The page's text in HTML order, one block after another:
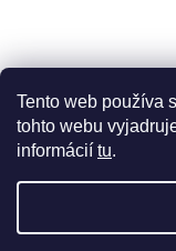
Tento web používa
tohto webu
informácií tu.
Adatkezelési